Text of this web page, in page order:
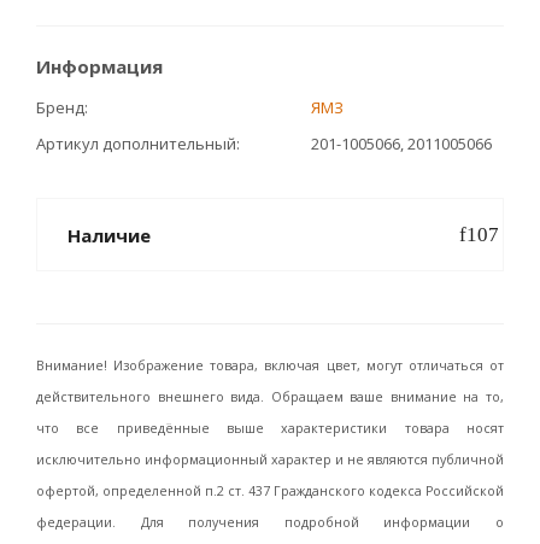
Информация
Бренд
ЯМЗ
Артикул дополнительный
201-1005066, 2011005066
Наличие
Внимание! Изображение товара, включая цвет, могут отличаться от
действительного внешнего вида. Обращаем ваше внимание на то,
что все приведённые выше характеристики товара носят
исключительно информационный характер и не являются публичной
офертой, определенной п.2 ст. 437 Гражданского кодекса Российской
федерации. Для получения подробной информации о